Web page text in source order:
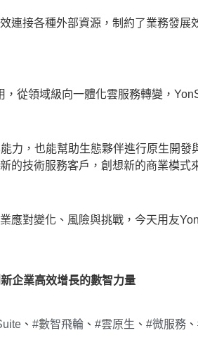
連接各種外部資源，制約了業務發
，從領域級向一體化雲服務轉變，
力，也能幫助生態夥伴進行原生開
的技術服務客戶，創想新的商業模
應對變化、風險與挑戰，今天用友
企業高效增長的數智力量
、 #數智飛輪 、 #雲原生 、 #微服務 、